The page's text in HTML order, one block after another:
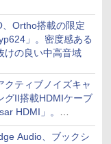
、Ortho搭載の限定
」。密度感ある
けの良い中高音域
クティブノイズキャ
グII搭載HDMIケーブ
HDMI」。
から
Audio、ブックシ